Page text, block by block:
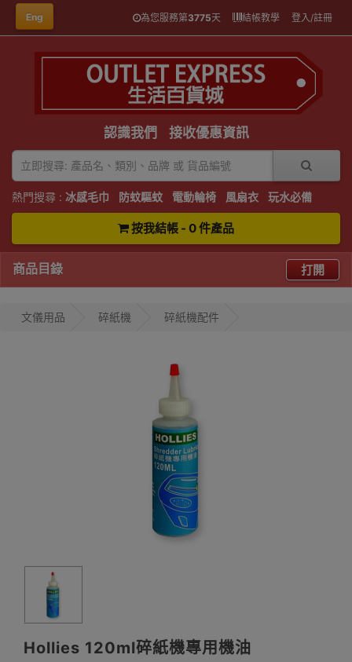
Eng 為您服務第3775天 結帳教學 登入/註冊
認識我們 接收優惠資訊
熱門搜尋 : 冰感毛巾 防蚊驅蚊 電動輪椅 風扇衣 玩水必備
按我結帳 - 0 件產品
商品目錄 打開
文儀用品 碎紙機 碎紙機配件
Hollies 120ml碎紙機專用機油